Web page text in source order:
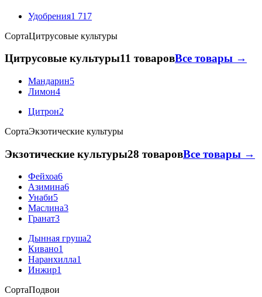
Удобрения1 717
СортаЦитрусовые культуры
Цитрусовые культуры11 товаровВсе товары →
Мандарин5
Лимон4
Цитрон2
СортаЭкзотические культуры
Экзотические культуры28 товаровВсе товары →
Фейхоа6
Азимина6
Унаби5
Маслина3
Гранат3
Дынная груша2
Кивано1
Наранхилла1
Инжир1
СортаПодвои